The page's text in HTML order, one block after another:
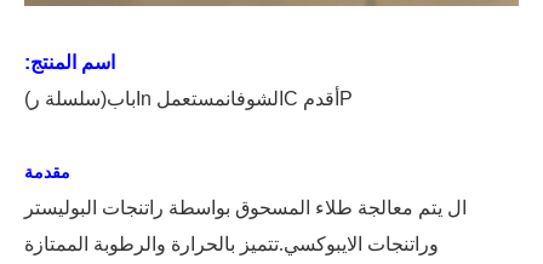
اسم المنتج:
P أقدم C الشوفانمستعمل In باب(سلسلة ر)
مقدمة
ال يتم معالجة طلاء المسحوق بواسطة راتنجات البوليستر
وراتنجات الايبوكسي.تتميز بالحرارة والرطوبة الممتازة